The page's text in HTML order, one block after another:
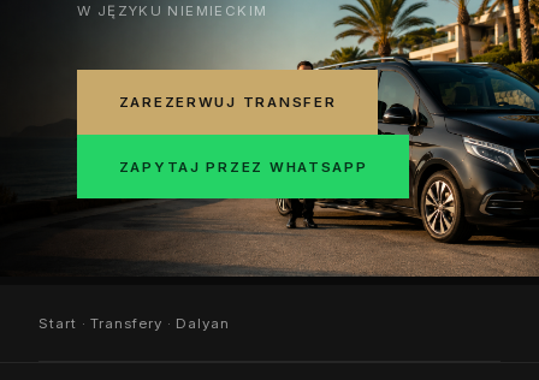
W JĘZYKU NIEMIECKIM
ZAREZERWUJ TRANSFER
ZAPYTAJ PRZEZ WHATSAPP
Start ·Transfery · Dalyan